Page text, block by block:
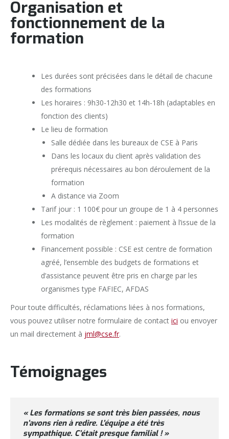
Organisation et
fonctionnement de la
formation
Les durées sont précisées dans le détail de chacune
des formations
Les horaires : 9h30-12h30 et 14h-18h (adaptables en
fonction des clients)
Le lieu de formation
Salle dédiée dans les bureaux de CSE à Paris
Dans les locaux du client après validation des
prérequis nécessaires au bon déroulement de la
formation
A distance via Zoom
Tarif jour : 1 100€ pour un groupe de 1 à 4 personnes
Les modalités de règlement : paiement à l’issue de la
formation
Financement possible : CSE est centre de formation
agréé, l’ensemble des budgets de formations et
d’assistance peuvent être pris en charge par les
organismes type FAFIEC, AFDAS
Pour toute difficultés, réclamations liées à nos formations,
vous pouvez utiliser notre formulaire de contact ici ou envoyer
un mail directement à jml@cse.fr.
Témoignages
« Les formations se sont très bien passées, nous
n’avons rien à redire. L’équipe a été très
sympathique. C’était presque familial ! »